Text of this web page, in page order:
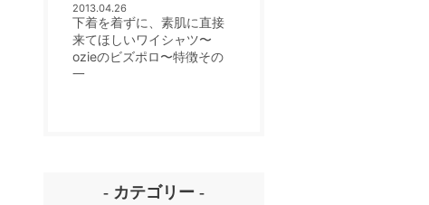
2013.04.26
下着を着ずに、素肌に直接
来てほしいワイシャツ〜
ozieのビズポロ〜特徴その
一
- カテゴリー -